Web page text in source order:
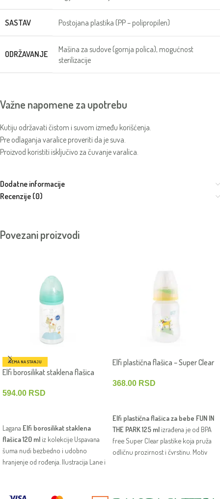
SASTAV Postojana plastika (PP – polipropilen)
ODRŽAVANJE
Mašina za sudove (gornja polica), mogućnost
sterilizacije
Važne napomene za upotrebu
Kutiju održavati čistom i suvom između korišćenja.
Pre odlaganja varalice proveriti da je suva.
Proizvod koristiti isključivo za čuvanje varalica.
Dodatne informacije
Recenzije (0)
Povezani proizvodi
NEMA NA STANJU
Elfi borosilikat staklena flašica
594.00 RSD
Lagana Elfi borosilikat staklena
flašica 120 ml iz kolekcije Uspavana
šuma nudi bezbedno i udobno
hranjenje od rođenja. Ilustracija Lane i
Elfi plastična flašica – Super Clear
368.00 RSD
Elfi plastična flašica za bebe FUN IN
THE PARK 125 ml izrađena je od BPA
free Super Clear plastike koja pruža
odličnu prozirnost i čvrstinu. Motiv
bebe.